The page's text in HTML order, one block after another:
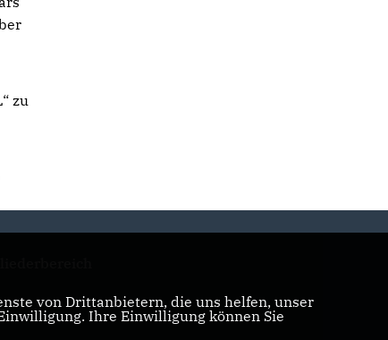
zu
von Drittanbietern, die uns helfen, unser
Ihre Einwilligung können Sie